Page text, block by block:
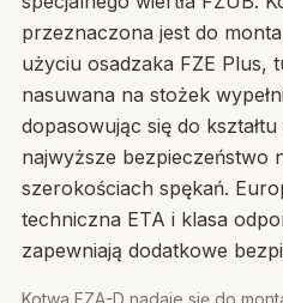
przeznaczona jest do
użyciu osadzaka FZE Plus,
nasuwana na stożek
dopasowując się do
najwyższe bezpieczeństwo
szerokościach spękań.
techniczna ETA i klasa
zapewniają dodatkowe
Kotwa FZA-D nadaje się do